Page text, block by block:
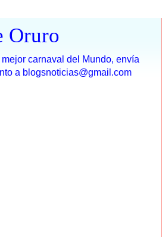
Oruro
carnaval del Mundo, envía
a blogsnoticias@gmail.com